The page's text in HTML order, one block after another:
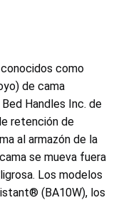
como
de cama
Handles Inc. de
retención de
al armazón de la
se mueva fuera
Los modelos
(BA10W), los